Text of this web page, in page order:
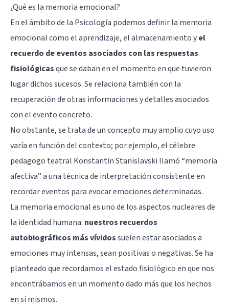
¿Qué es la memoria emocional?
En el ámbito de la Psicología podemos definir la memoria
emocional como el aprendizaje, el almacenamiento yel
recuerdo de eventos asociados con las respuestas
fisiológicasque se daban en el momento en que tuvieron
lugar dichos sucesos. Se relaciona también con la
recuperación de otras informaciones y detalles asociados
con el evento concreto.
No obstante, se trata de un concepto muy amplio cuyo uso
varía en función del contexto; por ejemplo, el célebre
pedagogo teatral Konstantin Stanislavski llamó “memoria
afectiva” a una técnica de interpretación consistente en
recordar eventos para evocar emociones determinadas.
La memoria emocional es uno de los aspectos nucleares de
la identidad humana: nuestros recuerdos
autobiográficos más vívidossuelen estar asociados a
emociones muy intensas, sean positivas o negativas. Se ha
planteado que recordamos el estado fisiológico en que nos
encontrábamos en un momento dado más que los hechos
en sí mismos.